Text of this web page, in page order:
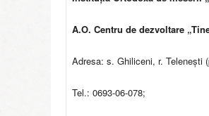
A.O. Centru de dezvoltare
Adresa: s. Ghiliceni, r. Telenești
Tel.: 0693-06-078;